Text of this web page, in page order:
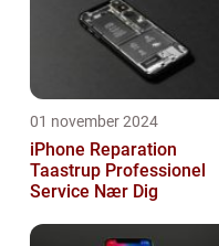
01 november 2024
iPhone Reparation
Taastrup Professionel
Service Nær Dig